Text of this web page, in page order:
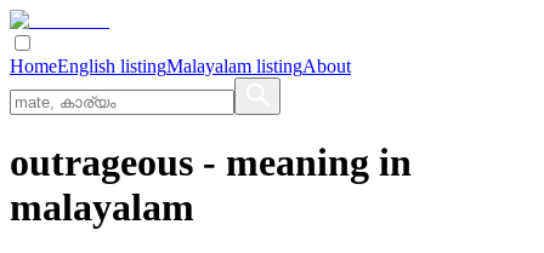
HomeEnglish listingMalayalam listingAbout
outrageous - meaning in
malayalam